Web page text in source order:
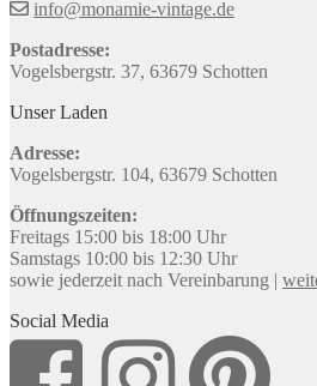
info@monamie-vintage.de
Postadresse:
Vogelsbergstr. 37, 63679 Schotten
Unser Laden
Adresse:
Vogelsbergstr. 104, 63679 Schotten
Öffnungszeiten:
Freitags 15:00 bis 18:00 Uhr
Samstags 10:00 bis 12:30 Uhr
sowie jederzeit nach Vereinbarung |
Social Media